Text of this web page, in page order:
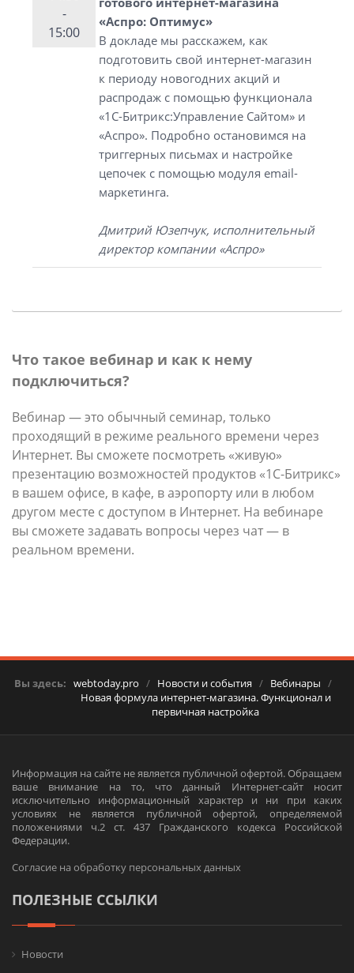
-
15:00
«Аспро: Оптимус»
В докладе мы расскажем, как
подготовить свой интернет-магазин
к периоду новогодних акций и
распродаж с помощью функционала
«1С-Битрикс:Управление Сайтом» и
«Аспро». Подробно остановимся на
триггерных письмах и настройке
цепочек с помощью модуля email-
маркетинга.
Дмитрий Юзепчук, исполнительный
директор компании «Аспро»
Что такое вебинар и как к нему
подключиться?
Вебинар — это обычный семинар, только
проходящий в режиме реального времени через
Интернет. Вы сможете посмотреть «живую»
презентацию возможностей продуктов «1С-Битрикс»
в вашем офисе, в кафе, в аэропорту или в любом
другом месте с доступом в Интернет. На вебинаре
вы сможете задавать вопросы через чат — в
реальном времени.
Вы здесь: webtoday.pro / Новости и события / Вебинары /
Новая формула интернет-магазина. Функционал и
первичная настройка
Информация на сайте не является публичной офертой. Обращаем
ваше внимание на то, что данный Интернет-сайт носит
исключительно информационный характер и ни при каких
условиях не является публичной офертой, определяемой
положениями ч.2 ст. 437 Гражданского кодекса Российской
Федерации.
Согласие на обработку персональных данных
ПОЛЕЗНЫЕ ССЫЛКИ
Новости